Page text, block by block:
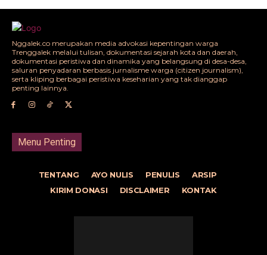
Nggalek.co merupakan media advokasi kepentingan warga
Trenggalek melalui tulisan, dokumentasi sejarah kota dan daerah,
dokumentasi peristiwa dan dinamika yang belangsung di desa-desa,
saluran penyadaran berbasis jurnalisme warga (citizen journalism),
serta kliping berbagai peristiwa keseharian yang tak dianggap
penting lainnya.
Menu Penting
TENTANG AYO NULIS PENULIS
ARSIP
KIRIM DONASI
DISCLAIMER KONTAK